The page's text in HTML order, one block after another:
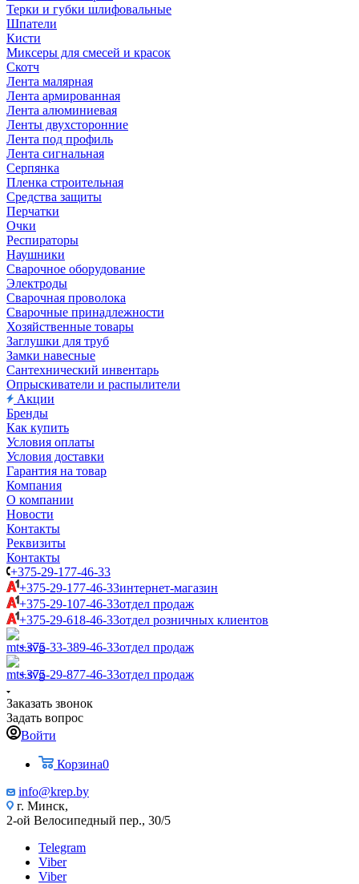
Терки и губки шлифовальные
Шпатели
Кисти
Миксеры для смесей и красок
Скотч
Лента малярная
Лента армированная
Лента алюминиевая
Ленты двухсторонние
Лента под профиль
Лента сигнальная
Серпянка
Пленка строительная
Средства защиты
Перчатки
Очки
Респираторы
Наушники
Сварочное оборудование
Электроды
Сварочная проволока
Сварочные принадлежности
Хозяйственные товары
Заглушки для труб
Замки навесные
Сантехнический инвентарь
Опрыскиватели и распылители
Акции
Бренды
Как купить
Условия оплаты
Условия доставки
Гарантия на товар
Компания
О компании
Новости
Контакты
Реквизиты
Контакты
+375-29-177-46-33
+375-29-177-46-33интернет-магазин
+375-29-107-46-33отдел продаж
+375-29-618-46-33отдел розничных клиентов
+375-33-389-46-33отдел продаж
+375-29-877-46-33отдел продаж
Заказать звонок
Задать вопрос
Войти
Корзина0
info@krep.by
г. Минск,
2-ой Велосипедный пер., 30/5
Telegram
Viber
Viber